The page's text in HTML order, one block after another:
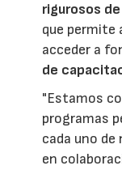
rigurosos
que permite
acceder a
de
"Estamos
programas
cada uno
en